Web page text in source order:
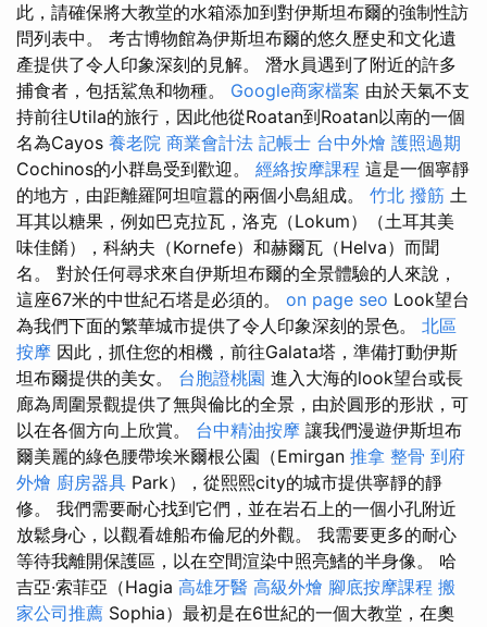
此，請確保將大教堂的水箱添加到對伊斯坦布爾的強制性訪
問列表中。 考古博物館為伊斯坦布爾的悠久歷史和文化遺
產提供了令人印象深刻的見解。 潛水員遇到了附近的許多
捕食者，包括鯊魚和物種。 Google商家檔案 由於天氣不支
持前往Utila的旅行，因此他從Roatan到Roatan以南的一個
名為Cayos 養老院 商業會計法 記帳士 台中外燴 護照過期
Cochinos的小群島受到歡迎。 經絡按摩課程 這是一個寧靜
的地方，由距離羅阿坦喧囂的兩個小島組成。 竹北 撥筋 土
耳其以糖果，例如巴克拉瓦，洛克（Lokum）（土耳其美
味佳餚），科納夫（Kornefe）和赫爾瓦（Helva）而聞
名。 對於任何尋求來自伊斯坦布爾的全景體驗的人來說，
這座67米的中世紀石塔是必須的。 on page seo Look望台
為我們下面的繁華城市提供了令人印象深刻的景色。 北區
按摩 因此，抓住您的相機，前往Galata塔，準備打動伊斯
坦布爾提供的美女。 台胞證桃園 進入大海的look望台或長
廊為周圍景觀提供了無與倫比的全景，由於圓形的形狀，可
以在各個方向上欣賞。 台中精油按摩 讓我們漫遊伊斯坦布
爾美麗的綠色腰帶埃米爾根公園（Emirgan 推拿 整骨 到府
外燴 廚房器具 Park），從熙熙city的城市提供寧靜的靜
修。 我們需要耐心找到它們，並在岩石上的一個小孔附近
放鬆身心，以觀看雄船布倫尼的外觀。 我需要更多的耐心
等待我離開保護區，以在空間渲染中照亮鰭的半身像。 哈
吉亞·索菲亞（Hagia 高雄牙醫 高級外燴 腳底按摩課程 搬
家公司推薦 Sophia）最初是在6世紀的一個大教堂，在奧